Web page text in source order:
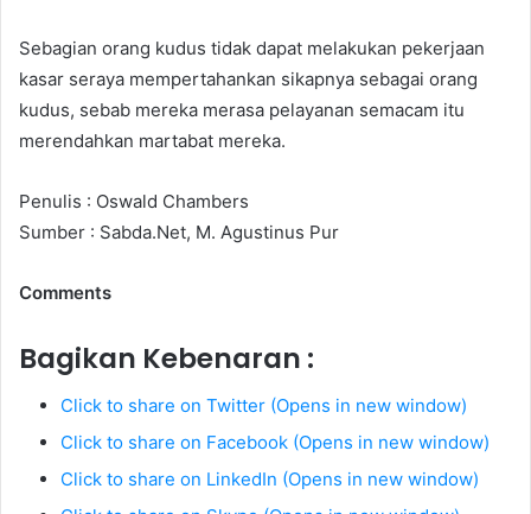
Sebagian orang kudus tidak dapat melakukan pekerjaan
kasar seraya mempertahankan sikapnya sebagai orang
kudus, sebab mereka merasa pelayanan semacam itu
merendahkan martabat mereka.
Penulis : Oswald Chambers
Sumber : Sabda.Net, M. Agustinus Pur
Comments
Bagikan Kebenaran :
Click to share on Twitter (Opens in new window)
Click to share on Facebook (Opens in new window)
Click to share on LinkedIn (Opens in new window)